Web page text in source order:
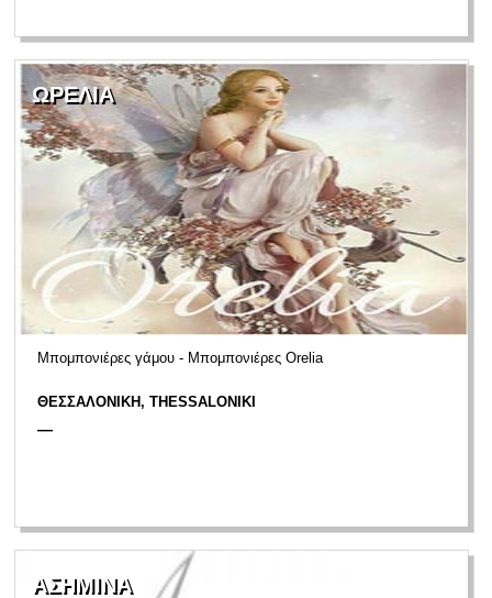
ΩΡΕΛΙΑ
Μπομπονιέρες γάμου - Μπομπονιέρες Orelia
ΘΕΣΣΑΛΟΝΙΚΗ, THESSALONIKI
—
ΑΣΗΜΙΝΑ